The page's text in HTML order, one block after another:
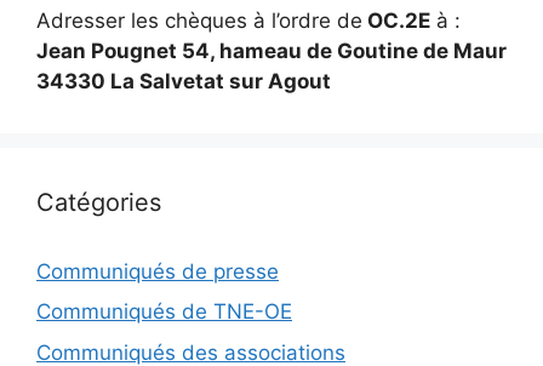
Adresser les chèques à l’ordre de OC.2E à :
Jean Pougnet 54, hameau de Goutine de Maur
34330 La Salvetat sur Agout
Catégories
Communiqués de presse
Communiqués de TNE-OE
Communiqués des associations